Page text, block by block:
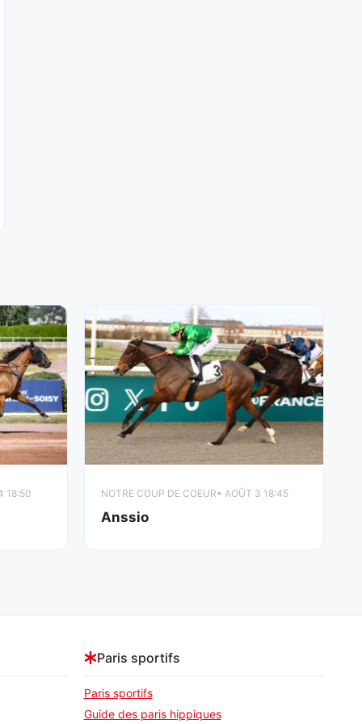
18:50 NOTRE COUP DE COEUR• AOÛT 3 18:45
Anssio
Paris sportifs
Paris sportifs
Guide des paris hippiques